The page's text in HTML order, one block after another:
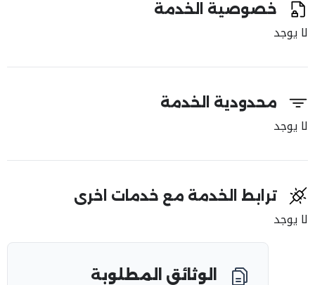
خصوصية الخدمة
لا يوجد
محدودية الخدمة
لا يوجد
ترابط الخدمة مع خدمات اخرى
لا يوجد
الوثائق المطلوبة